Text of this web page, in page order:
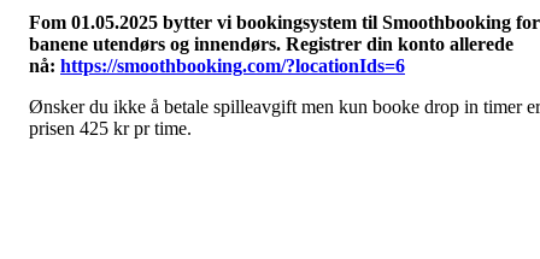
Fom 01.05.2025 bytter vi bookingsystem til Smoothbooking for
banene utendørs og innendørs. Registrer din konto allerede
nå: https://smoothbooking.com/?locationIds=6
Ønsker du ikke å betale spilleavgift men kun booke drop in timer er
prisen 425 kr pr time.